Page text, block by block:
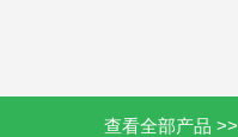
查看全部产品 >>